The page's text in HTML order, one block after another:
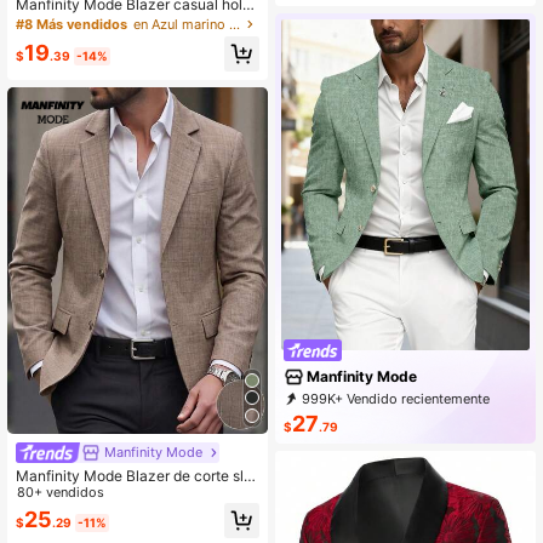
Manfinity Mode Blazer casual holg
ado estilo Old Money para hombre,
s, solapa, bolsillo, chaqueta ligera d
#8 Más vendidos en Azul marino Blazers para hombre
$19.39 -14%
Manfinity Mode
Manfinity Mode Blazer de corte sli
m de una hilera con bolsillos para h
ombre; elegante; blazer marrón de e
stilo "Old Money", para uso diario, o
80+ vendidos
$25.29 -11%
Manfinity Mode
999K+ Vendido recientemente
500K+ Recompra
253K Suscripción
$27.79